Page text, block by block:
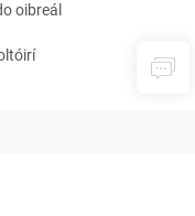
oibreál